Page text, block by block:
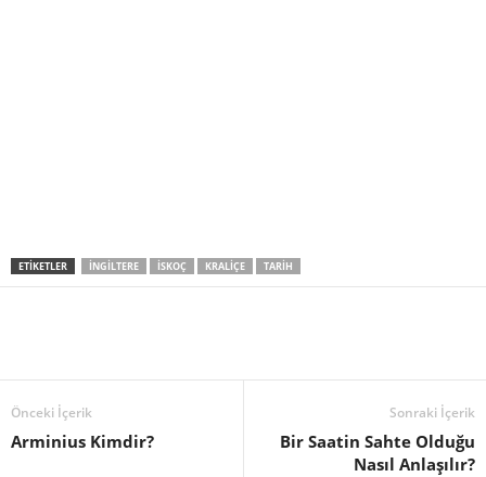
ETIKETLER İNGILTERE İSKOÇ KRALIÇE TARIH
Önceki İçerik
Arminius Kimdir?
Sonraki İçerik
Bir Saatin Sahte Olduğu
Nasıl Anlaşılır?